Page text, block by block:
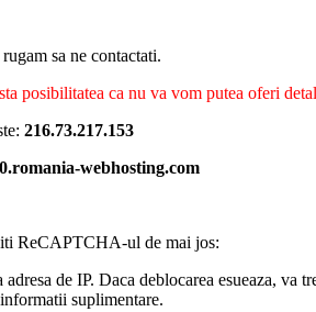
sa ne contactati.
posibilitatea ca nu va vom putea oferi
216.73.217.153
webhosting.com
ReCAPTCHA-ul de mai jos:
de IP. Daca deblocarea esueaza,
suplimentare.